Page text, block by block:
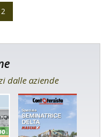
2
dalle aziende